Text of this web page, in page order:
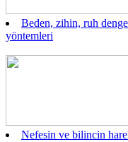
Beden, zihin, ruh
yöntemleri
Nefesin ve bilincin